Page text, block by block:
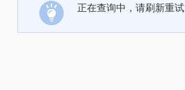
正在查询中，请刷新重试